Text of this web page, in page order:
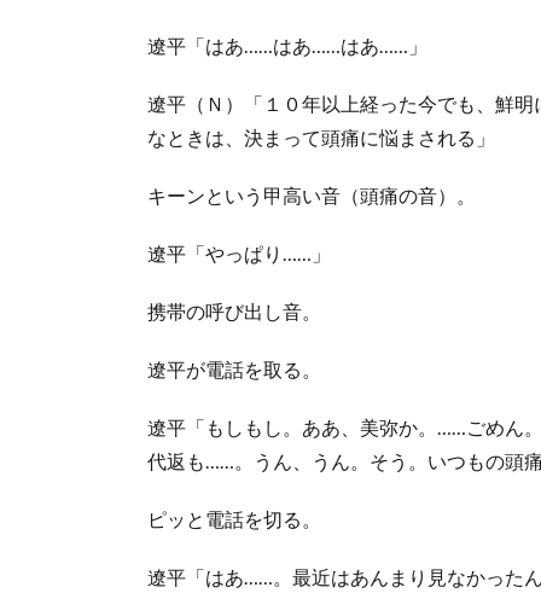
遼平「はあ……はあ……はあ……」
遼平（Ｎ）「１０年以上経った今でも、鮮
なときは、決まって頭痛に悩まされる」
キーンという甲高い音（頭痛の音）。
遼平「やっぱり……」
携帯の呼び出し音。
遼平が電話を取る。
遼平「もしもし。ああ、美弥か。……ごめん
代返も……。うん、うん。そう。いつもの頭
ピッと電話を切る。
遼平「はあ……。最近はあんまり見なかった